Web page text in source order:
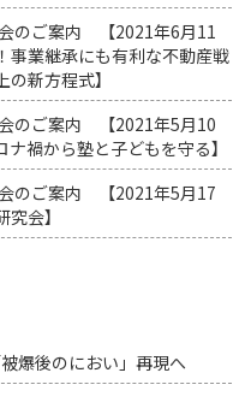
のご案内 【2021年6月11
業継承にも有利な不動産戦
新方程式】
のご案内 【2021年5月10
から塾と子どもを守る】
のご案内 【2021年5月17
会】
爆後のにおい」再現へ